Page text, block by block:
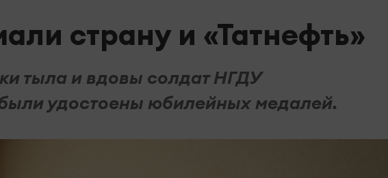
страну и «Татнефть»
тыла и вдовы солдат НГДУ
удостоены юбилейных медалей.